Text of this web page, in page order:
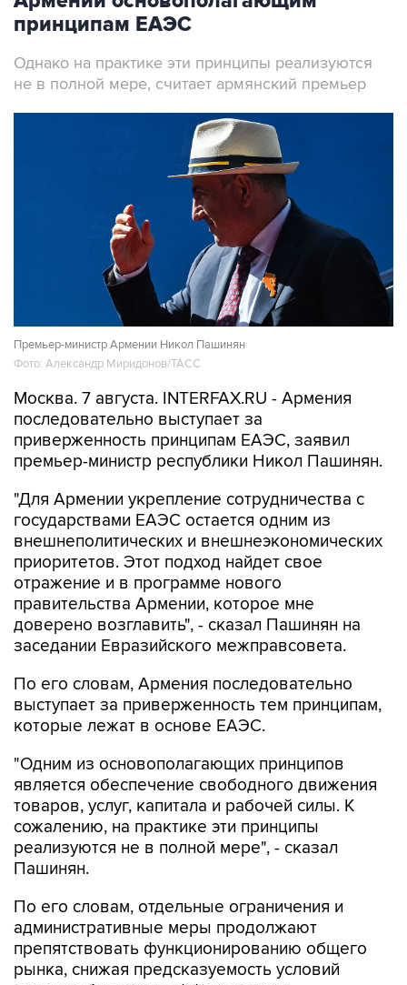
Однако на практике эти принципы реализуются
Премьер-министр Армении Никол Пашинян
Фото: Александр Миридонов/ТАСС
Москва. 7 августа. INTERFAX.RU - Армения
приверженность принципам ЕАЭС, заявил
премьер-министр республики Никол Пашинян.
"Для Армении укрепление сотрудничества с
внешнеполитических и внешнеэкономических
приоритетов. Этот подход найдет свое
отражение и в программе нового
правительства Армении, которое мне
доверено возглавить", - сказал Пашинян на
заседании Евразийского межправсовета.
По его словам, Армения последовательно
которые лежат в основе ЕАЭС.
"Одним из основополагающих принципов
товаров, услуг, капитала и рабочей силы. К
сожалению, на практике эти принципы
реализуются не в полной мере", - сказал
Пашинян.
По его словам, отдельные ограничения и
препятствовать функционированию общего
рынка, снижая предсказуемость условий
ведения бизнеса и эффективность
интеграционных процессов.